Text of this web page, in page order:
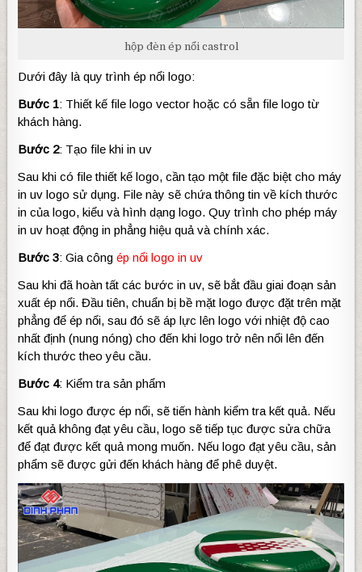
hộp đèn ép nổi castrol
Dưới đây là quy trình ép nổi logo:
Bước 1: Thiết kế file logo vector hoặc có sẵn file logo từ
khách hàng.
Bước 2: Tạo file khi in uv
Sau khi có file thiết kế logo, cần tạo một file đặc biệt cho máy
in uv logo sử dụng. File này sẽ chứa thông tin về kích thước
in của logo, kiểu và hình dạng logo. Quy trình cho phép máy
in uv hoạt động in phẳng hiệu quả và chính xác.
Bước 3: Gia côngép nổi logo in uv
Sau khi đã hoàn tất các bước in uv, sẽ bắt đầu giai đoạn sản
xuất ép nổi. Đầu tiên, chuẩn bị bề mặt logo được đặt trên mặt
phẳng để ép nổi, sau đó sẽ áp lực lên logo với nhiệt độ cao
nhất định (nung nóng) cho đến khi logo trở nên nổi lên đến
kích thước theo yêu cầu.
Bước 4: Kiểm tra sản phẩm
Sau khi logo được ép nổi, sẽ tiến hành kiểm tra kết quả. Nếu
kết quả không đạt yêu cầu, logo sẽ tiếp tục được sửa chữa
để đạt được kết quả mong muốn. Nếu logo đạt yêu cầu, sản
phẩm sẽ được gửi đến khách hàng để phê duyệt.